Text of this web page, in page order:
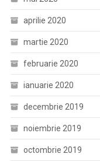
aprilie 2020
martie 2020
februarie 2020
ianuarie 2020
decembrie 2019
noiembrie 2019
octombrie 2019